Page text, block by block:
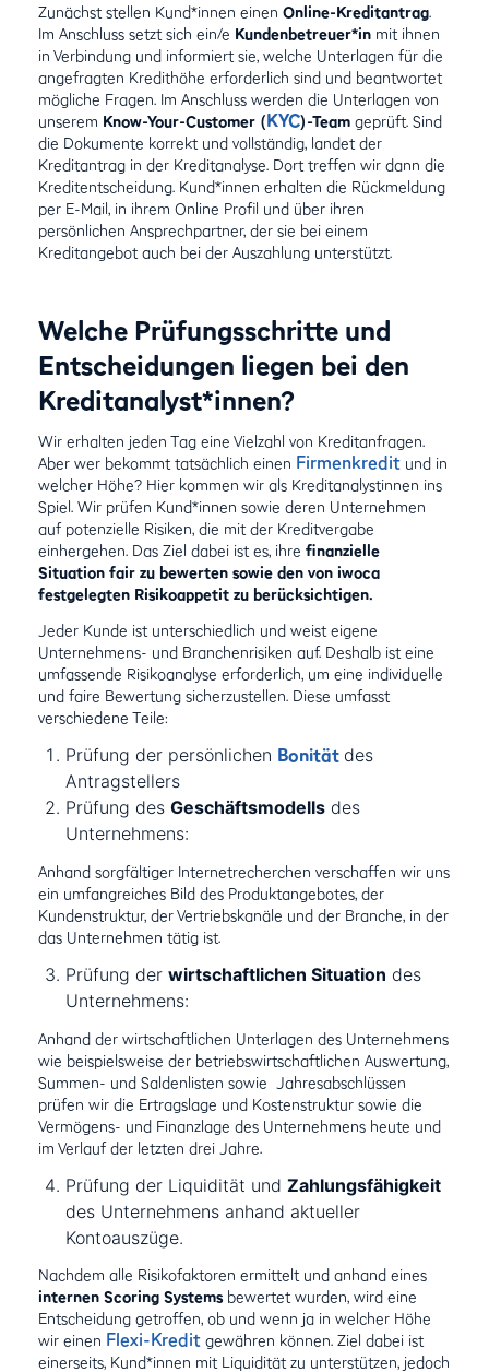
Zunächst stellen Kund*innen einenOnline-Kreditantrag.
Im Anschluss setzt sich ein/e Kundenbetreuer*in mit ihnen
in Verbindung und informiert sie, welche Unterlagen für die
angefragten Kredithöhe erforderlich sind und beantwortet
mögliche Fragen. Im Anschluss werden die Unterlagen von
unserem Know-Your-Customer (KYC)-Team geprüft. Sind
die Dokumente korrekt und vollständig, landet der
Kreditantrag in der Kreditanalyse. Dort treffen wir dann die
Kreditentscheidung. Kund*innen erhalten die Rückmeldung
per E-Mail, in ihrem Online Profil und über ihren
persönlichen Ansprechpartner, der sie bei einem
Kreditangebot auch bei der Auszahlung unterstützt.
Welche Prüfungsschritte und
Entscheidungen liegen bei den
Kreditanalyst*innen?
Wir erhalten jeden Tag eine Vielzahl von Kreditanfragen.
Aber wer bekommt tatsächlich einen Firmenkredit und in
welcher Höhe? Hier kommen wir als Kreditanalystinnen ins
Spiel. Wir prüfen Kund*innen sowie deren Unternehmen
auf potenzielle Risiken, die mit der Kreditvergabe
einhergehen. Das Ziel dabei ist es, ihrefinanzielle
Situation fair zu bewerten sowie den von iwoca
festgelegten Risikoappetit zu berücksichtigen.
Jeder Kunde ist unterschiedlich und weist eigene
Unternehmens- und Branchenrisiken auf. Deshalb ist eine
umfassende Risikoanalyse erforderlich, um eine individuelle
und faire Bewertung sicherzustellen. Diese umfasst
verschiedene Teile:
Prüfung der persönlichen Bonität des
Antragstellers
Prüfung desGeschäftsmodells des
Unternehmens:
Anhand sorgfältiger Internetrecherchen verschaffen wir uns
ein umfangreiches Bild des Produktangebotes, der
Kundenstruktur, der Vertriebskanäle und der Branche, in der
das Unternehmen tätig ist.
Prüfung derwirtschaftlichen Situation des
Unternehmens:
Anhand der wirtschaftlichen Unterlagen des Unternehmens
wie beispielsweise der betriebswirtschaftlichen Auswertung,
Summen- und Saldenlisten sowie Jahresabschlüssen
prüfen wir die Ertragslage und Kostenstruktur sowie die
Vermögens- und Finanzlage des Unternehmens heute und
im Verlauf der letzten drei Jahre.
Prüfung der Liquidität undZahlungsfähigkeit
des Unternehmens anhand aktueller
Kontoauszüge.
Nachdem alle Risikofaktoren ermittelt und anhand eines
internen Scoring Systemsbewertet wurden, wird eine
Entscheidung getroffen, ob und wenn ja in welcher Höhe
wir einen Flexi-Kredit gewähren können. Ziel dabei ist
einerseits, Kund*innen mit Liquidität zu unterstützen, jedoch